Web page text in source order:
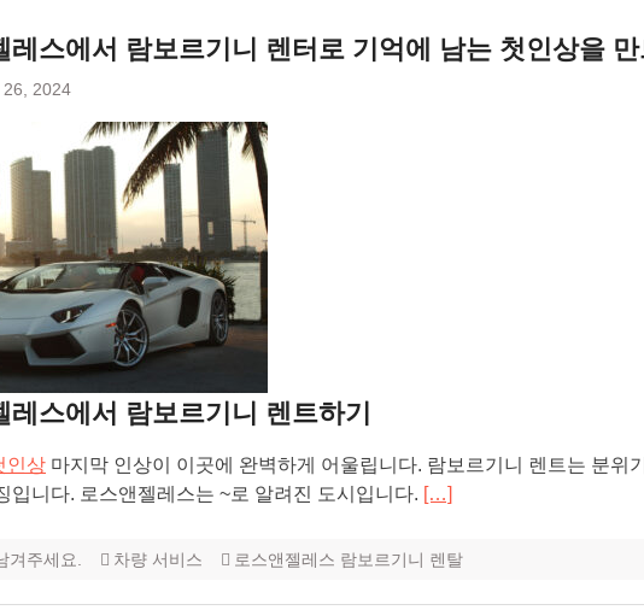
레스에서 람보르기니 렌터로 기억에 남는 첫인상을
26, 2024
레스에서 람보르기니 렌트하기
인상 마지막 인상이 이곳에 완벽하게 어울립니다. 람보르기니 렌트는 분위
입니다. 로스앤젤레스는 ~로 알려진 도시입니다. […]
겨주세요. 차량 서비스 로스앤젤레스 람보르기니 렌탈